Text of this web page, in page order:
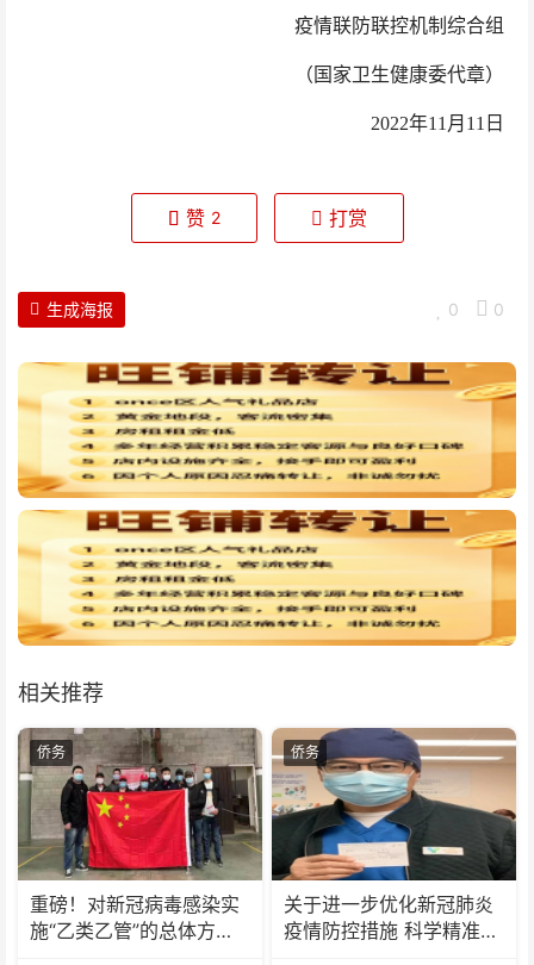
疫情联防联控机制综合组
（国家卫生健康委代章）
2022年11月11日
赞 2 打赏
0 0
生成海报
相关推荐
侨务
重磅！对新冠病毒感染实
施“乙类乙管”的总体方案
侨务
关于进一步优化新冠肺炎
疫情防控措施 科学精准做